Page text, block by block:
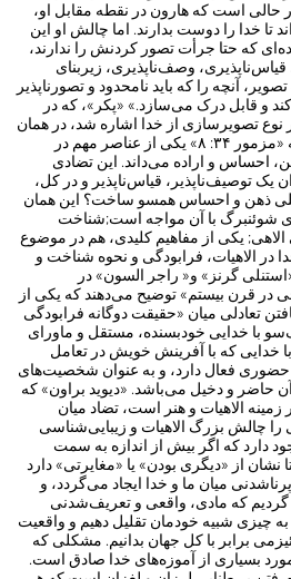
حالی است که هارون در نقطه مقابل او،
تا خدا را دوست بدارند. اما چالش او این
که حتا جرأت تصور کردنش را ندارند،
وصف‌ناپذیری، زیربنای
آنچه را که باید نامحدود و تصورناپذیر
و قابل درک می‌سازد.» «پکر»، که در
نوع تصویر‌سازی از خدا اشاره شد، در همان
کتاب «شناخت خدا» با اشاره به «مزمور ۳۴: ۸» یکی از عناصر مهم در
احساس و اراده می‌داند. این تضادی
توصیف‌ناپذیر، قیاس‌ناپذیر و در کل،
ذهن و احساس همسو ساخت؟ این همان
شوئنبرگ با آن مواجه است;شناخت
یکی از مفاهیم کلیدی، هم در موضوع
در الاهیات، فرابودگی و نحوه شناخت و
گرنز» و« راجر السون» در
در قرن بیستم» توضیح می‌دهند که یکی از
تعادلی میان «حقیقت دوگانه فرابودگی
با خدایی خودبسنده، مستقل و ماورای
خدایی که با آفرینش خویش در تعامل
حضوری فعال دارد، و به عنوان شخصیت‌های
حاضر و دخیل می‌باشد. «دیوید براون» که
زمینه الاهیات و هنر است، تضاد میان
را چالش بزرگ الاهیات و زیبایی‌شناسی
دارد که اگر بیش از اندازه به سمت
از «دیگری بودن» یا «مغایرتی» دارد
میان ما و خدا ایجاد می‌گردد، و
که مادی، واقعی و تعریف‌شدنی
چیزی شبیه خودمان تقلیل ‌دهیم و واقعیت
برابر با کل جهان بدانیم. مشکلی که
بسیاری از آموزه‌های خدا صادق است.